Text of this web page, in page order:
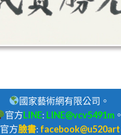
國家藝術網有限公司。
官方LINE: LINE@vcv5491m 。
官方臉書: facebook@u520art